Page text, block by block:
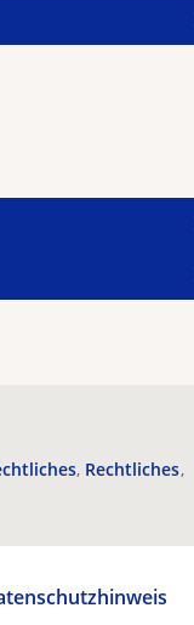
Rechtliches